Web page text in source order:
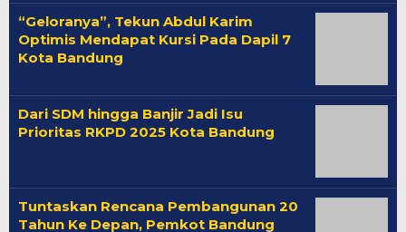
“Geloranya”, Tekun Abdul Karim
Optimis Mendapat Kursi Pada Dapil 7
Kota Bandung
Dari SDM hingga Banjir Jadi Isu
Prioritas RKPD 2025 Kota Bandung
Tuntaskan Rencana Pembangunan 20
Tahun Ke Depan, Pemkot Bandung